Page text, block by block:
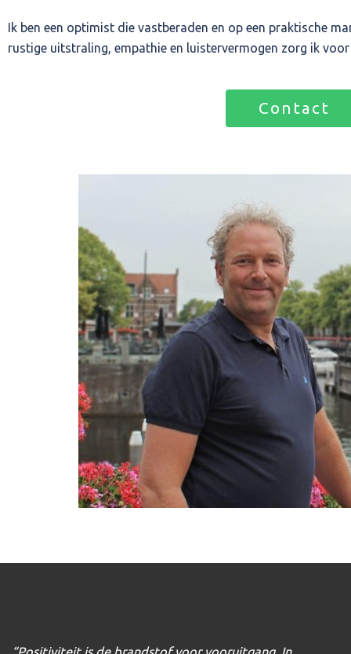
Ik ben een optimist die vastberaden en op een praktische
rustige uitstraling, empathie en luistervermogen zorg ik
Contact